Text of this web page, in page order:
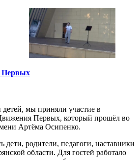
Первых
мы приняли участие в
Первых, который прошёл во
Артёма Осипенко.
дети, родители, педагоги, наставники
области. Для гостей работало